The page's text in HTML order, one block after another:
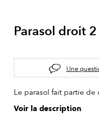
Parasol droit
Une
Le parasol fait partie
Voir la description